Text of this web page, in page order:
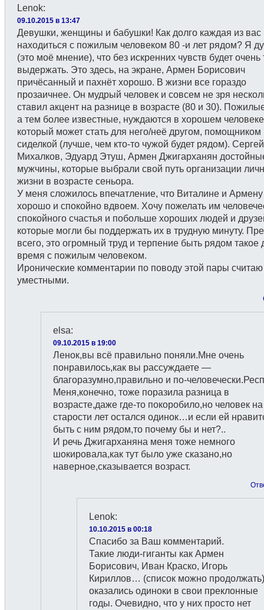
Lenok:
09.10.2015 в 13:47
Девушки, женщины и бабушки! Как долго каждая из вас
находиться с пожилым человеком 80 -и лет рядом? Я
(это моё мнение), что без искренних чувств будет очень
выдержать. Это здесь, на экране, Армен Борисович
причёсанный и пахнёт хорошо. В жизни все гораздо
прозаичнее. Он мудрый человек и совсем не зря
ставил акцент на разнице в возрасте (80 и 30).
а тем более известные, нуждаются в хорошем
который может стать для него/неё другом, помощником
сиделкой (лучше, чем кто-то чужой будет рядом). Сергей
Михалков, Эдуард Этуш, Армен Джигарханян
мужчины, которые выбрали свой путь организации
жизни в возрасте сеньора.
У меня сложилось впечатление, что Виталине и
хорошо и спокойно вдвоем. Хочу пожелать им
спокойного счастья и побольше хороших людей и
которые могли бы поддержать их в трудную минуту.
всего, это огромный труд и терпение быть рядом такое
время с пожилым человеком.
Иронические комментарии по поводу этой пары
уместными.
elsa:
09.10.2015 в 19:00
Ленок,вы всё правильно поняли.Мне очень
понравилось,как вы рассуждаете —
благоразумно,правильно и по-
Меня,конечно, тоже поразила разница в
возрасте,даже где-то покоробило,но человек на
старости лет остался одинок…и если ей
быть с ним рядом,то почему бы и нет?..
И речь Джигарханяна меня тоже немного
шокировала,как тут было уже сказано,но
наверное,сказывается возраст.
Lenok:
10.10.2015 в 00:18
Спасибо за Ваш комментарий.
Такие люди-гиганты как Армен
Борисович, Иван Краско, Игорь
Кириллов… (список можно продолжать)
оказались одиноки в свои преклонные
годы. Очевидно, что у них просто нет